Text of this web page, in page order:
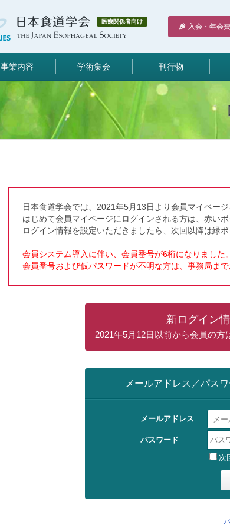
医療関係者向け
入会・年会
事業内容 学術集会 刊行物
日本食道学会では、2021年5月13日より会員マイページ
はじめて会員マイページにログインされる方は、赤い
ログイン情報を設定いただきましたら、次回以降は緑
会員システム導入に伴い、会員番号が6桁になりました。
会員番号および仮パスワードが不明な方は、事務局まで
新ログイン
2021年5月12日以前から会員の方
メールアドレス／パス
メールアドレス
パスワード
次